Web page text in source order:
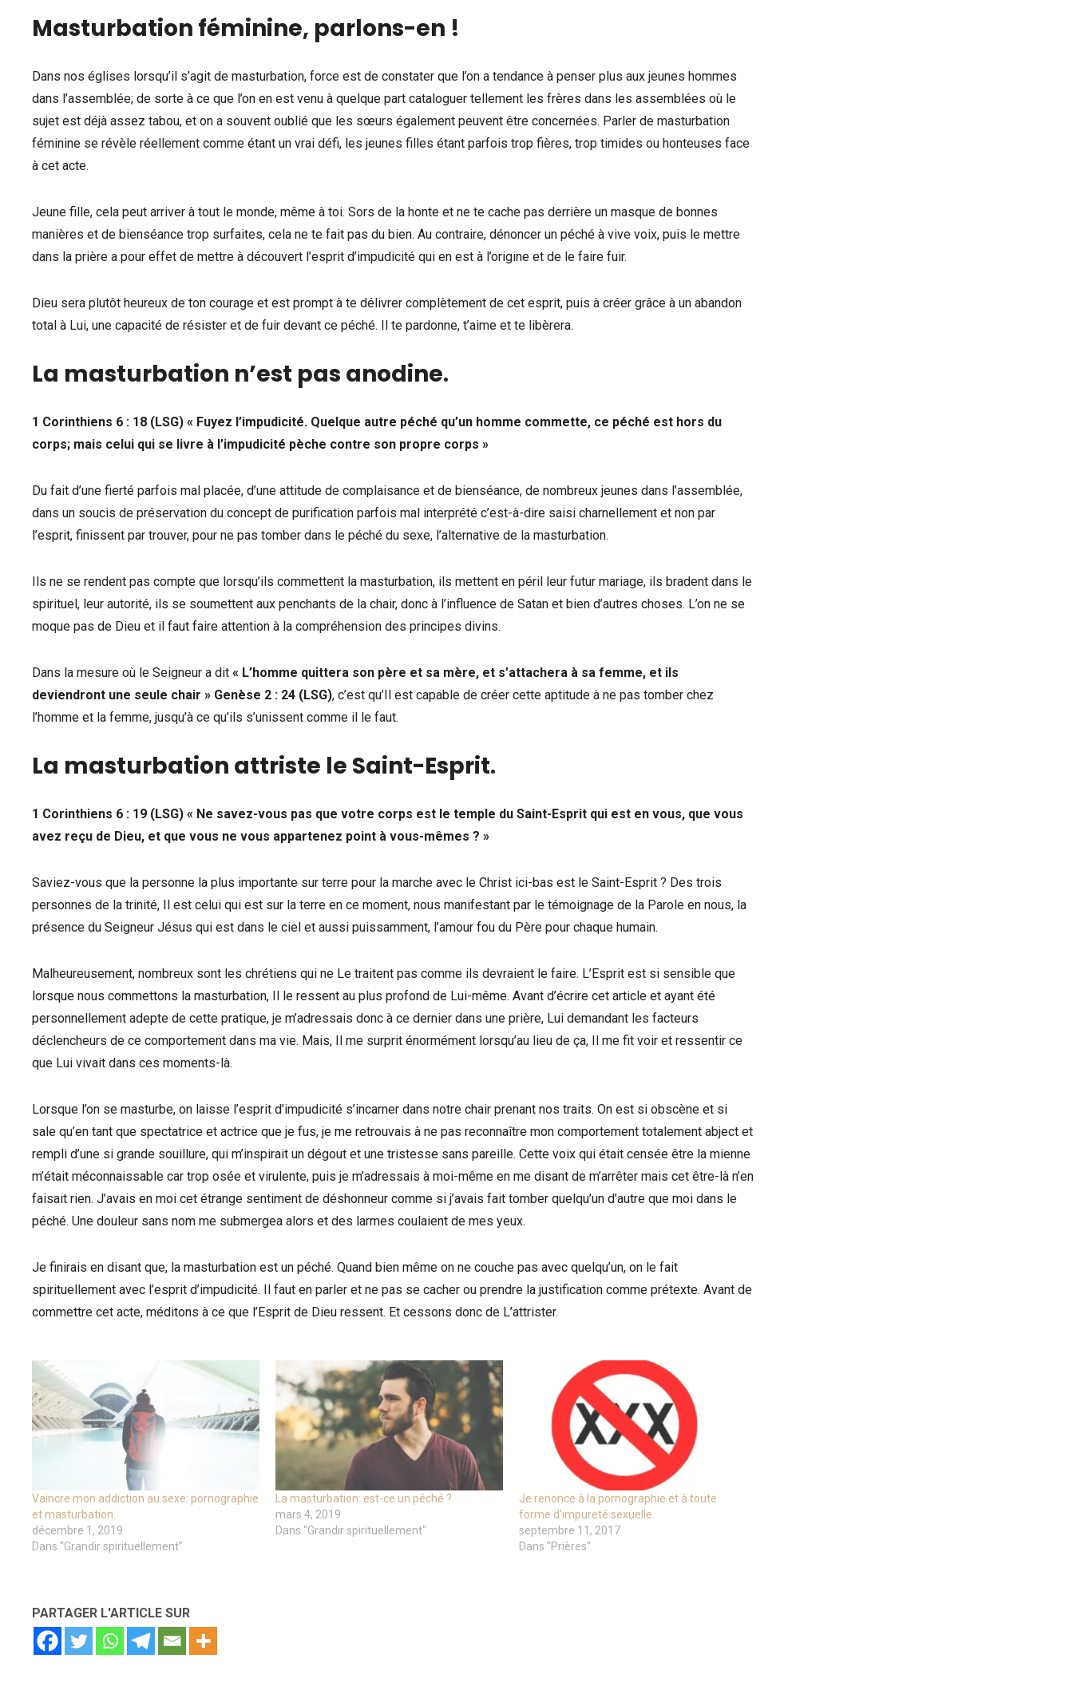
Masturbation féminine, parlons-en !
Dans nos églises lorsqu’il s’agit de masturbation, force est de constater que l’on a tendance à penser plus aux jeunes hommes
dans l’assemblée; de sorte à ce que l’on en est venu à quelque part cataloguer tellement les frères dans les assemblées où le
sujet est déjà assez tabou, et on a souvent oublié que les sœurs également peuvent être concernées. Parler de masturbation
féminine se révèle réellement comme étant un vrai défi, les jeunes filles étant parfois trop fières, trop timides ou honteuses face
à cet acte.
Jeune fille, cela peut arriver à tout le monde, même à toi. Sors de la honte et ne te cache pas derrière un masque de bonnes
manières et de bienséance trop surfaites, cela ne te fait pas du bien. Au contraire, dénoncer un péché à vive voix, puis le mettre
dans la prière a pour effet de mettre à découvert l’esprit d’impudicité qui en est à l’origine et de le faire fuir.
Dieu sera plutôt heureux de ton courage et est prompt à te délivrer complètement de cet esprit, puis à créer grâce à un abandon
total à Lui, une capacité de résister et de fuir devant ce péché. Il te pardonne, t’aime et te libèrera.
La masturbation n’est pas anodine.
1 Corinthiens 6 : 18 (LSG) « Fuyez l’impudicité. Quelque autre péché qu’un homme commette, ce péché est hors du
corps; mais celui qui se livre à l’impudicité pèche contre son propre corps »
Du fait d’une fierté parfois mal placée, d’une attitude de complaisance et de bienséance, de nombreux jeunes dans l’assemblée,
dans un soucis de préservation du concept de purification parfois mal interprété c’est-à-dire saisi charnellement et non par
l’esprit, finissent par trouver, pour ne pas tomber dans le péché du sexe, l’alternative de la masturbation.
Ils ne se rendent pas compte que lorsqu’ils commettent la masturbation, ils mettent en péril leur futur mariage, ils bradent dans le
spirituel, leur autorité, ils se soumettent aux penchants de la chair, donc à l’influence de Satan et bien d’autres choses. L’on ne se
moque pas de Dieu et il faut faire attention à la compréhension des principes divins.
Dans la mesure où le Seigneur a dit « L’homme quittera son père et sa mère, et s’attachera à sa femme, et ils
deviendront une seule chair » Genèse 2 : 24 (LSG), c’est qu’Il est capable de créer cette aptitude à ne pas tomber chez
l’homme et la femme, jusqu’à ce qu’ils s’unissent comme il le faut.
La masturbation attriste le Saint-Esprit.
1 Corinthiens 6 : 19 (LSG) « Ne savez-vous pas que votre corps est le temple du Saint-Esprit qui est en vous, que vous
avez reçu de Dieu, et que vous ne vous appartenez point à vous-mêmes ? »
Saviez-vous que la personne la plus importante sur terre pour la marche avec le Christ ici-bas est le Saint-Esprit ? Des trois
personnes de la trinité, Il est celui qui est sur la terre en ce moment, nous manifestant par le témoignage de la Parole en nous, la
présence du Seigneur Jésus qui est dans le ciel et aussi puissamment, l’amour fou du Père pour chaque humain.
Malheureusement, nombreux sont les chrétiens qui ne Le traitent pas comme ils devraient le faire. L’Esprit est si sensible que
lorsque nous commettons la masturbation, Il le ressent au plus profond de Lui-même. Avant d’écrire cet article et ayant été
personnellement adepte de cette pratique, je m’adressais donc à ce dernier dans une prière, Lui demandant les facteurs
déclencheurs de ce comportement dans ma vie. Mais, Il me surprit énormément lorsqu’au lieu de ça, Il me fit voir et ressentir ce
que Lui vivait dans ces moments-là.
Lorsque l’on se masturbe, on laisse l’esprit d’impudicité s’incarner dans notre chair prenant nos traits. On est si obscène et si
sale qu’en tant que spectatrice et actrice que je fus, je me retrouvais à ne pas reconnaître mon comportement totalement abject et
rempli d’une si grande souillure, qui m’inspirait un dégout et une tristesse sans pareille. Cette voix qui était censée être la mienne
m’était méconnaissable car trop osée et virulente, puis je m’adressais à moi-même en me disant de m’arrêter mais cet être-là n’en
faisait rien. J’avais en moi cet étrange sentiment de déshonneur comme si j’avais fait tomber quelqu’un d’autre que moi dans le
péché. Une douleur sans nom me submergea alors et des larmes coulaient de mes yeux.
Je finirais en disant que, la masturbation est un péché. Quand bien même on ne couche pas avec quelqu’un, on le fait
spirituellement avec l’esprit d’impudicité. Il faut en parler et ne pas se cacher ou prendre la justification comme prétexte. Avant de
commettre cet acte, méditons à ce que l’Esprit de Dieu ressent. Et cessons donc de L’attrister.
Vaincre mon addiction au sexe: pornographie
et masturbation.
décembre 1, 2019
Dans "Grandir spirituellement"
La masturbation: est-ce un péché ?
mars 4, 2019
Dans "Grandir spirituellement"
Je renonce à la pornographie et à toute
forme d’impureté sexuelle.
septembre 11, 2017
Dans "Prières"
PARTAGER L'ARTICLE SUR